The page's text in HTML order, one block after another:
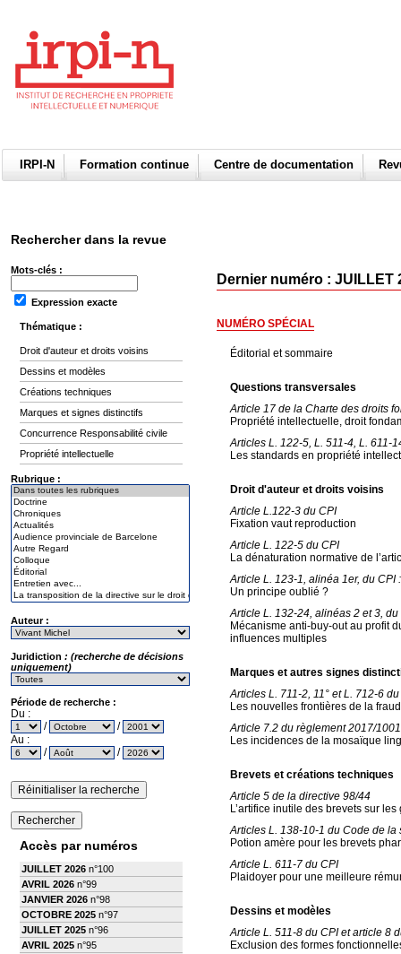
IRPI-N Formation continue Centre de documentation
Rechercher dans la revue
Mots-clés :
Expression exacte
Thématique :
Droit d'auteur et droits voisins
Dessins et modèles
Créations techniques
Marques et signes distinctifs
Concurrence Responsabilité civile
Propriété intellectuelle
Rubrique :
Auteur :
Juridiction : (recherche de décisions
uniquement)
Période de recherche :
Du :
/
/
Au :
/
/
Accès par numéros
JUILLET 2026 n°100
AVRIL 2026 n°99
JANVIER 2026 n°98
OCTOBRE 2025 n°97
JUILLET 2025 n°96
AVRIL 2025 n°95
Dernier numéro : JUILLET
NUMÉRO SPÉCIAL
Éditorial et sommaire
Questions transversales
Article 17 de la Charte des droits
Propriété intellectuelle, droit
Articles L. 122-5, L. 511-4, L. 611-
Les standards en propriété
Droit d'auteur et droits voisins
Article L.122-3 du CPI
Fixation vaut reproduction
Article L. 122-5 du CPI
La dénaturation normative de
Article L. 123-1, alinéa 1er, du CPI :
Un principe oublié ?
Article L. 132-24, alinéas 2 et 3, du
Mécanisme anti-buy-out au profit
influences multiples
Marques et autres signes
Articles L. 711-2, 11° et L. 712-6
Les nouvelles frontières de la
Article 7.2 du règlement 2017/
Les incidences de la mosaïque
Brevets et créations techniques
Article 5 de la directive 98/44
L’artifice inutile des brevets sur
Articles L. 138-10-1 du Code de
Potion amère pour les brevets
Article L. 611-7 du CPI
Plaidoyer pour une meilleure
Dessins et modèles
Article L. 511-8 du CPI et article 8
Exclusion des formes